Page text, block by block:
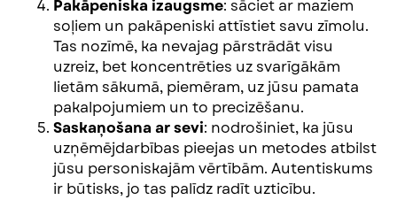
Pakāpeniska izaugsme: sāciet ar maziem
soļiem un pakāpeniski attīstiet savu zīmolu.
Tas nozīmē, ka nevajag pārstrādāt visu
uzreiz, bet koncentrēties uz svarīgākām
lietām sākumā, piemēram, uz jūsu pamata
pakalpojumiem un to precizēšanu.
Saskaņošana ar sevi: nodrošiniet, ka jūsu
uzņēmējdarbības pieejas un metodes atbilst
jūsu personiskajām vērtībām. Autentiskums
ir būtisks, jo tas palīdz radīt uzticību.